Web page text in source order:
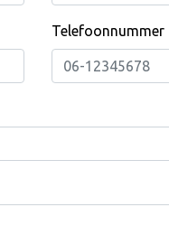
Telefoonnummer